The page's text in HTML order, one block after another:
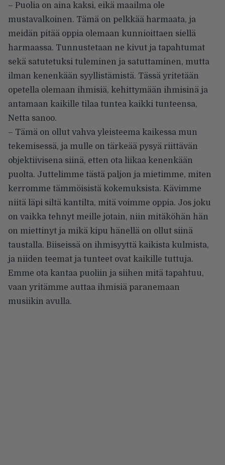
– Puolia on aina kaksi, eikä maailma ole
mustavalkoinen. Tämä on pelkkää harmaata, ja
meidän pitää oppia olemaan kunnioittaen siellä
harmaassa. Tunnustetaan ne kivut ja tapahtumat
sekä satutetuksi tuleminen ja satuttaminen, mutta
ilman kenenkään syyllistämistä. Tässä yritetään
opetella olemaan ihmisiä, kehittymään ihmisinä ja
antamaan kaikille tilaa tuntea kaikki tunteensa,
Netta sanoo.
– Tämä on ollut vahva yleisteema kaikessa mun
tekemisessä, ja mulle on tärkeää pysyä riittävän
objektiivisena siinä, etten ota liikaa kenenkään
puolta. Juttelimme tästä paljon ja mietimme, miten
kerromme tämmöisistä kokemuksista. Kävimme
niitä läpi siltä kantilta, mitä voimme oppia. Jos joku
on vaikka tehnyt meille jotain, niin mitäköhän hän
on miettinyt ja mikä kipu hänellä on ollut siinä
taustalla. Biiseissä on ihmisyyttä kaikista kulmista,
ja niiden teemat ja tunteet ovat kaikille tuttuja.
Emme ota kantaa puoliin ja siihen mitä tapahtuu,
vaan yritämme auttaa ihmisiä paranemaan
musiikin avulla.